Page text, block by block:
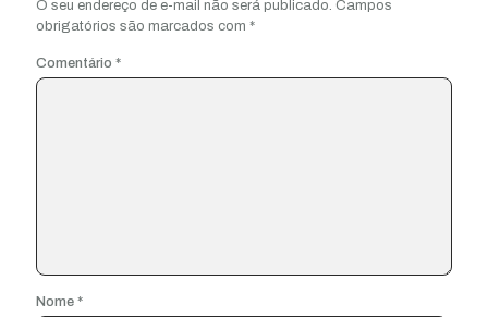
O seu endereço de e-mail não será publicado. Campos
obrigatórios são marcados com *
Comentário *
Nome *